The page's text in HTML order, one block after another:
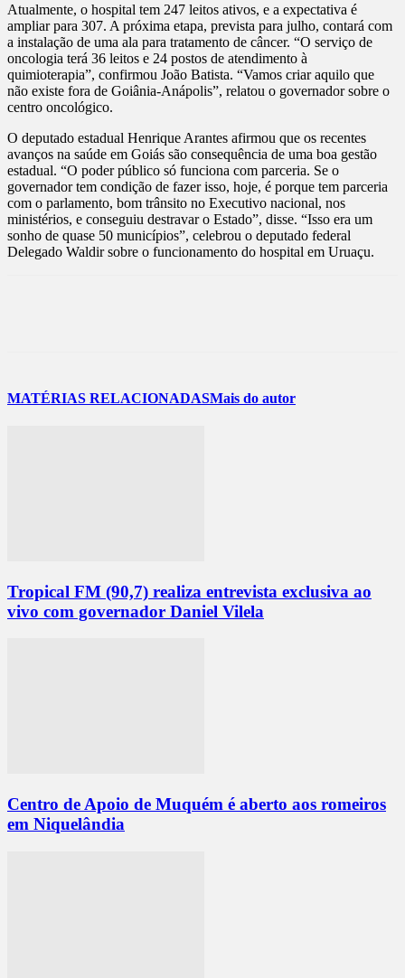
Atualmente, o hospital tem 247 leitos ativos, e a expectativa é
ampliar para 307. A próxima etapa, prevista para julho, contará com
a instalação de uma ala para tratamento de câncer. “O serviço de
oncologia terá 36 leitos e 24 postos de atendimento à
quimioterapia”, confirmou João Batista. “Vamos criar aquilo que
não existe fora de Goiânia-Anápolis”, relatou o governador sobre o
centro oncológico.
O deputado estadual Henrique Arantes afirmou que os recentes
avanços na saúde em Goiás são consequência de uma boa gestão
estadual. “O poder público só funciona com parceria. Se o
governador tem condição de fazer isso, hoje, é porque tem parceria
com o parlamento, bom trânsito no Executivo nacional, nos
ministérios, e conseguiu destravar o Estado”, disse. “Isso era um
sonho de quase 50 municípios”, celebrou o deputado federal
Delegado Waldir sobre o funcionamento do hospital em Uruaçu.
MATÉRIAS RELACIONADASMais do autor
Tropical FM (90,7) realiza entrevista exclusiva ao
vivo com governador Daniel Vilela
Centro de Apoio de Muquém é aberto aos romeiros
em Niquelândia